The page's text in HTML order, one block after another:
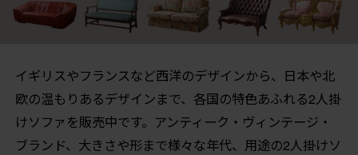
イギリスやフランスなど西洋のデザインから、日本や北
欧の温もりあるデザインまで、各国の特色あふれる2人掛
けソファを販売中です。アンティーク・ヴィンテージ・
ブランド、大きさや形まで様々な年代、用途の2人掛けソ